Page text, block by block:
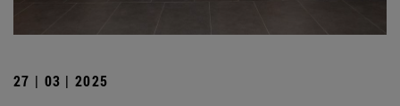
27 | 03 | 2025